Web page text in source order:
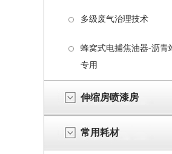
多级废气治理技术
蜂窝式电捕焦油器-沥青
专用
伸缩房喷漆房
常用耗材